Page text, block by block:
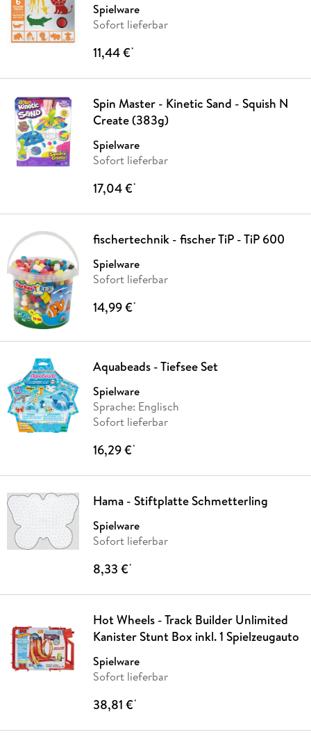
Spielware
Sofort lieferbar
11,44 €*
Spin Master - Kinetic Sand - Squish N
Create (383g)
Spielware
Sofort lieferbar
17,04 €*
fischertechnik - fischer TiP - TiP 600
Spielware
Sofort lieferbar
14,99 €*
Aquabeads - Tiefsee Set
Spielware
Sprache: Englisch
Sofort lieferbar
16,29 €*
Hama - Stiftplatte Schmetterling
Spielware
Sofort lieferbar
8,33 €*
Hot Wheels - Track Builder Unlimited
Kanister Stunt Box inkl. 1 Spielzeugauto
Spielware
Sofort lieferbar
38,81 €*